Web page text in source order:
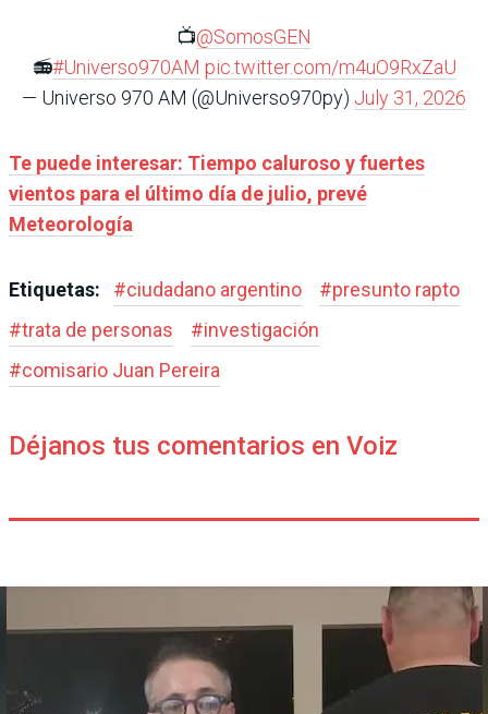
📺@SomosGEN
📻#Universo970AM pic.twitter.com/m4uO9RxZaU
— Universo 970 AM (@Universo970py) July 31, 2026
Te puede interesar: Tiempo caluroso y fuertes
vientos para el último día de julio, prevé
Meteorología
Etiquetas: #ciudadano argentino #presunto rapto
#trata de personas #investigación
#comisario Juan Pereira
Déjanos tus comentarios en Voiz